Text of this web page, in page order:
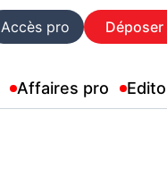
Accès pro Déposer
Affaires pro Edito